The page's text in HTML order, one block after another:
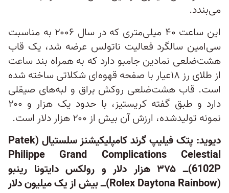
می‌بندد.
این ساعت ۴۰ میلی‌متری که در سال ۲۰۰۶ به مناسبت
سی‌امین سالگرد فعالیت ناتولس عرضه شد، یک قاب
هشت‌ضلعی نمادین جامبو دارد که به همراه بند ساعت
از طلای رز ۱۸عیار با صفحه قهوه‌ای‌ شکلاتی ساخته شده‌
است. قاب هشت‌ضلعی روکش براق و لبه‌های صیقلی
دارد و طبق گفته کریستیز، با حدود یک هزار و ۲۰۰
نمونه تولیدشده، ارزش آن بیش از ۲۰۰ هزار دلار است.
دیوید: پتک فیلیپ گرند کامپلیکیشنز سلستیال (Patek
Philippe Grand Complications Celestial
6102P)‌ــ ۳۷۵ هزار دلار و رولکس دایتونا رینبو
(Rolex Daytona Rainbow)‌ــ بیش از یک میلیون دلار